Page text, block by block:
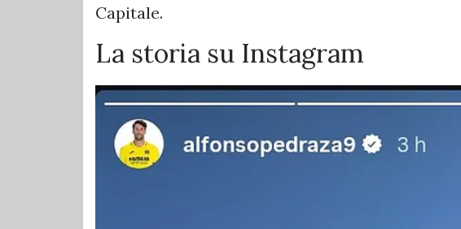
Capitale.
La storia su Instagram